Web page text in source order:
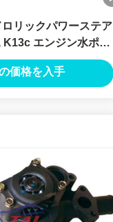
リックパワーステア
K13c エンジン水ポン
プ
価格を入手